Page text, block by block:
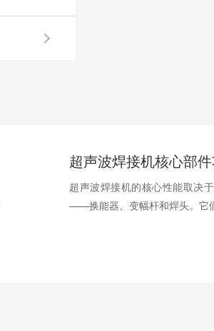
超声波焊接机的核心性能取决
——换能器、变幅杆和焊头。它